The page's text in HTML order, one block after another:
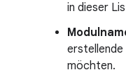
in dieser
erstellende
möchten.